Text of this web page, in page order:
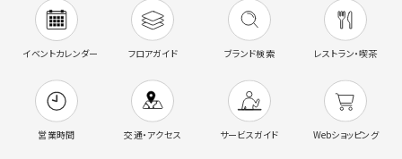
イベントカレンダー フロアガイド ブランド検索 レストラン・喫茶
営業時間 交通・アクセス サービスガイド Webショッピング